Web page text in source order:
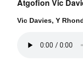
Atgofion Vic
Vic Davies, Y